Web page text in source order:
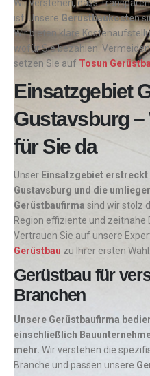
Wir verstehen, dass
ist. Unsere Gerüstbaukosten
Wir bieten klare
wofür Sie bezahlen.
setzen Sie auf Tosun
Einsatzgebiet
Gustavsburg –
für Sie da
Unser Einsatzgebiet
Gustavsburg und die
Gerüstbaufirma sind wir stolz
Region effiziente und zeitnahe
Vertrauen Sie auf unsere
Gerüstbau zu Ihrer ersten Wahl.
Gerüstbau für
Branchen
Unsere Gerüstbaufirma
einschließlich
mehr. Wir verstehen die
Branche und passen unsere